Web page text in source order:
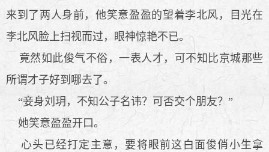
来到了两人身前，他笑意盈盈的望着李北风，目光在
李北风脸上扫视而过，眼神惊艳不已。
竟然如此俊气不俗，一表人才，可不知比京城那些
所谓才子好到哪去了。
“妾身刘玥，不知公子名讳？可否交个朋友？”
她笑意盈盈开口。
心头已经打定主意，要将眼前这白面俊俏小生拿